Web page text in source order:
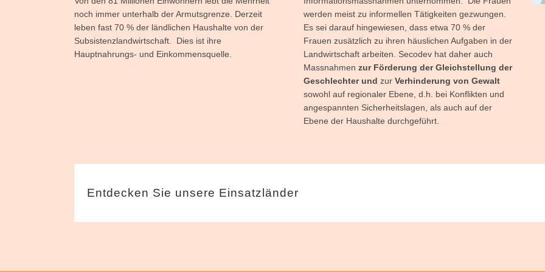
noch immer unterhalb der Armutsgrenze. Derzeit
leben fast 70 % der ländlichen Haushalte von der
Subsistenzlandwirtschaft. Dies ist ihre
Hauptnahrungs- und Einkommensquelle.
werden meist zu informellen Tätigkeiten gezwungen.
Es sei darauf hingewiesen, dass etwa 70 % der
Frauen zusätzlich zu ihren häuslichen Aufgaben in der
Landwirtschaft arbeiten. Secodev hat daher auch
Massnahmen zur Förderung der Gleichstellung der
Geschlechter und zur Verhinderung von Gewalt
sowohl auf regionaler Ebene, d.h. bei Konflikten und
angespannten Sicherheitslagen, als auch auf der
Ebene der Haushalte durchgeführt.
Entdecken Sie unsere Einsatzländer